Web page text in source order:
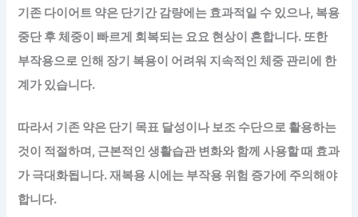
기존 다이어트 약은 단기간 감량에는 효과적일 수 있으나, 복용
중단 후 체중이 빠르게 회복되는 요요 현상이 흔합니다. 또한
부작용으로 인해 장기 복용이 어려워 지속적인 체중 관리에 한
계가 있습니다.
따라서 기존 약은 단기 목표 달성이나 보조 수단으로 활용하는
것이 적절하며, 근본적인 생활습관 변화와 함께 사용할 때 효과
가 극대화됩니다. 재복용 시에는 부작용 위험 증가에 주의해야
합니다.